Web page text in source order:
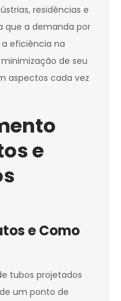
residências e
que a demanda por
eficiência na
de seu
aspectos cada vez
e
e Como
tubos projetados
um ponto de